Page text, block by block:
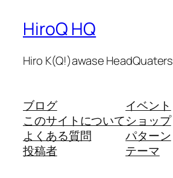
HiroQ HQ
Hiro K(Q!)awase HeadQuaters
ブログ
このサイトについて
よくある質問
投稿者
イベント
ショップ
パターン
テーマ